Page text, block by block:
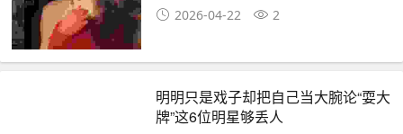
2026-04-22 2
明明只是戏子却把自己当大腕论“耍大
牌”这6位明星够丢人